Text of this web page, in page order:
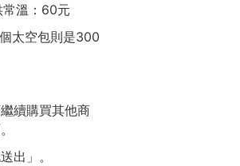
溫：60元
太空包則是300
續購買其他商
出」。